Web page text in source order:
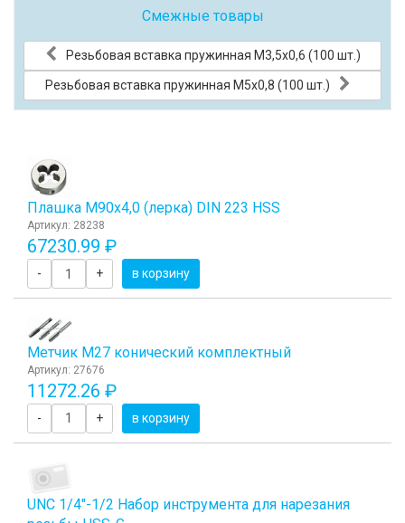
Смежные товары
Резьбовая вставка пружинная M3,5x0,6 (100 шт.)
Резьбовая вставка пружинная M5x0,8 (100 шт.)
Плашка М90x4,0 (лерка) DIN 223 HSS
Артикул: 28238
67230.99 ₽
- + в корзину
Метчик M27 конический комплектный
Артикул: 27676
11272.26 ₽
- + в корзину
UNC 1/4"-1/2 Набор инструмента для нарезания